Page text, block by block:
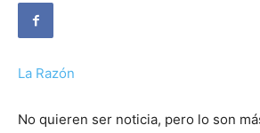
La Razón
No quieren ser noticia, pero lo son